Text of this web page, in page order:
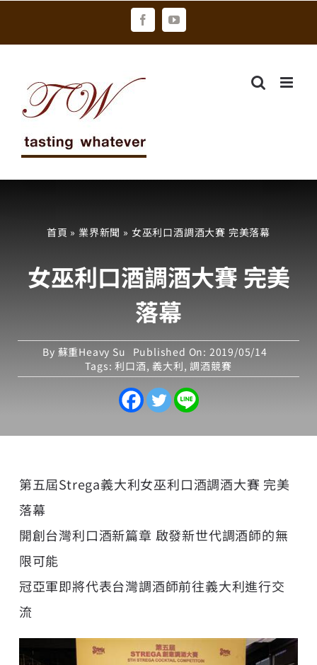
FacebookYouTube
首頁 » 業界新聞 » 女巫利口酒調酒大賽 完美落幕
女巫利口酒調酒大賽 完美
落幕
By 蘇重Heavy Su
Published On: 2019/05/14
Tags:利口酒,義大利,調酒競賽
第五屆Strega義大利女巫利口酒調酒大賽 完美
落幕
開創台灣利口酒新篇章 啟發新世代調酒師的無
限可能
冠亞軍即將代表台灣調酒師前往義大利進行交
流